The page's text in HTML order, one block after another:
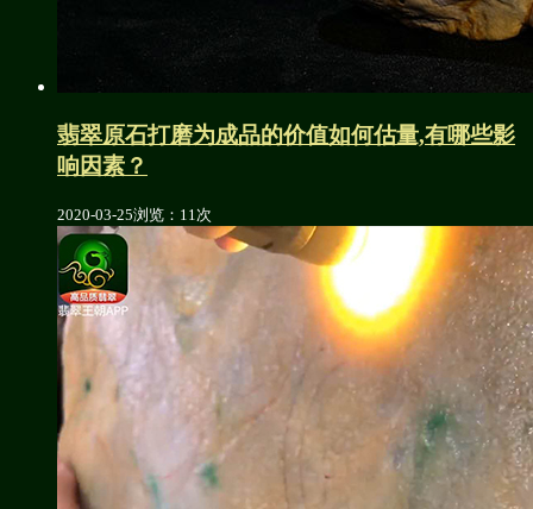
翡翠原石打磨为成品的价值如何估量,有哪些影
响因素？
2020-03-25浏览：11次